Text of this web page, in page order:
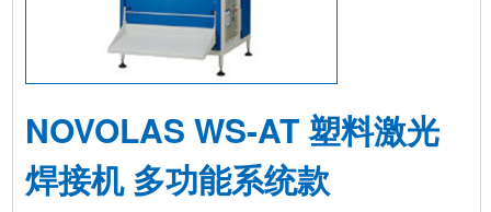
NOVOLAS WS-AT 塑料激光
焊接机 多功能系统款